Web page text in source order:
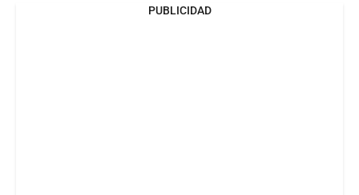
PUBLICIDAD